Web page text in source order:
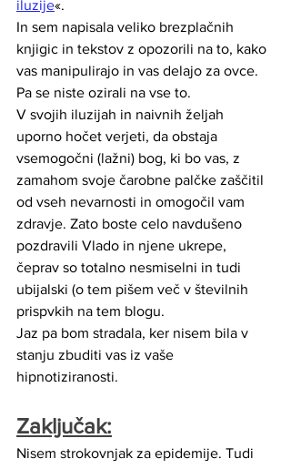
iluzije«.
In sem napisala veliko brezplačnih
knjigic in tekstov z opozorili na to, kako
vas manipulirajo in vas delajo za ovce.
Pa se niste ozirali na vse to.
V svojih iluzijah in naivnih željah
uporno hočet verjeti, da obstaja
vsemogočni (lažni) bog, ki bo vas, z
zamahom svoje čarobne palčke zaščitil
od vseh nevarnosti in omogočil vam
zdravje. Zato boste celo navdušeno
pozdravili Vlado in njene ukrepe,
čeprav so totalno nesmiselni in tudi
ubijalski (o tem pišem več v številnih
prispvkih na tem blogu.
Jaz pa bom stradala, ker nisem bila v
stanju zbuditi vas iz vaše
hipnotiziranosti.
Zaključak:
Nisem strokovnjak za epidemije. Tudi